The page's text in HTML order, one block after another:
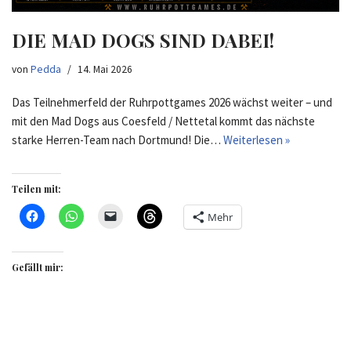
DIE MAD DOGS SIND DABEI!
von Pedda 14. Mai 2026
Das Teilnehmerfeld der Ruhrpottgames 2026 wächst weiter – und
mit den Mad Dogs aus Coesfeld / Nettetal kommt das nächste
starke Herren-Team nach Dortmund! Die… Weiterlesen »
Teilen mit:
Mehr
Gefällt mir: